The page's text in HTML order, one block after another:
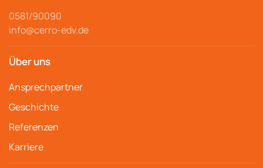
0581/90090
info@cerro-edv.de
Über uns
Ansprechpartner
Geschichte
Referenzen
Karriere